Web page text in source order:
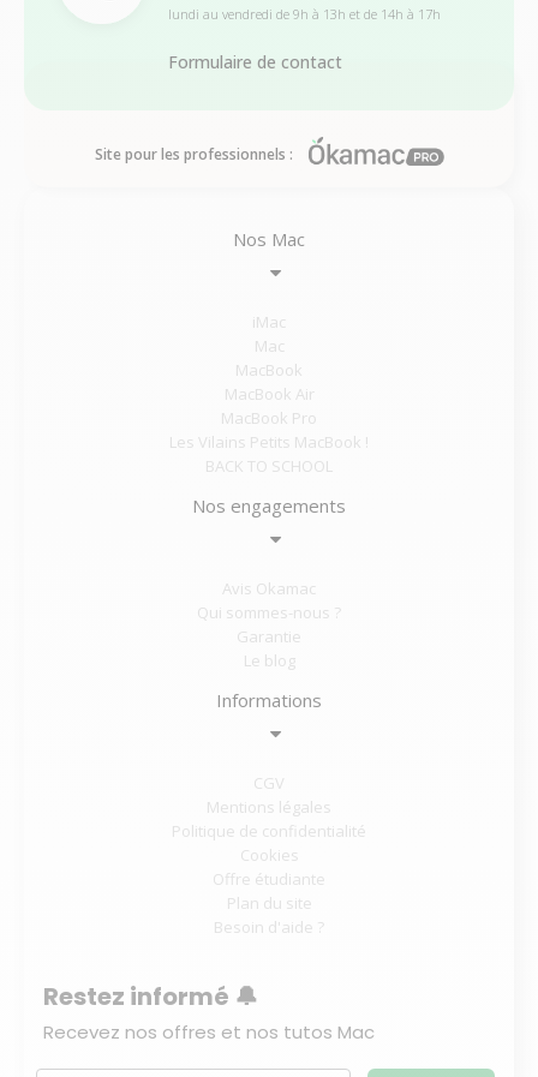
lundi au vendredi de 9h à 13h et de 14h à 17h
Formulaire de contact
Site pour les professionnels :
Nos Mac
iMac
Mac
MacBook
MacBook Air
MacBook Pro
Les Vilains Petits MacBook !
BACK TO SCHOOL
Nos engagements
Avis Okamac
Qui sommes-nous ?
Garantie
Le blog
Informations
CGV
Mentions légales
Politique de confidentialité
Cookies
Offre étudiante
Plan du site
Besoin d'aide ?
Restez informé 🔔
Recevez nos offres et nos tutos Mac